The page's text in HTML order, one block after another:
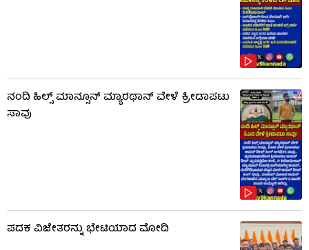
ನಂದಿ ಹಿಲ್ಸ್​​ ಮಾನ್ಸೂನ್​ ಮ್ಯಾರಥಾನ್​ ವೇಳೆ ಕ್ರೀಡಾಪಟು
ಸಾವು
ಪದಕ ವಿಜೇತರನ್ನು ಭೇಟಿಯಾದ ಮೋದಿ